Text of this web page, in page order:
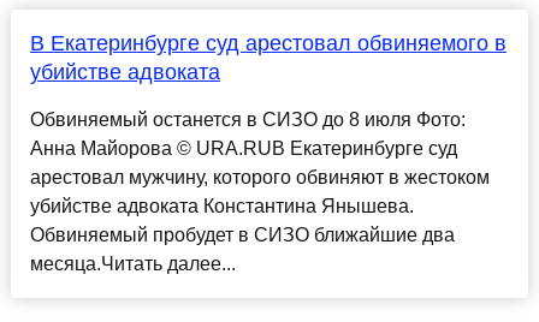
В Екатеринбурге суд арестовал обвиняемого в
убийстве адвоката
Обвиняемый останется в СИЗО до 8 июля Фото:
Анна Майорова © URA.RUВ Екатеринбурге суд
арестовал мужчину, которого обвиняют в жестоком
убийстве адвоката Константина Янышева.
Обвиняемый пробудет в СИЗО ближайшие два
месяца.Читать далее...